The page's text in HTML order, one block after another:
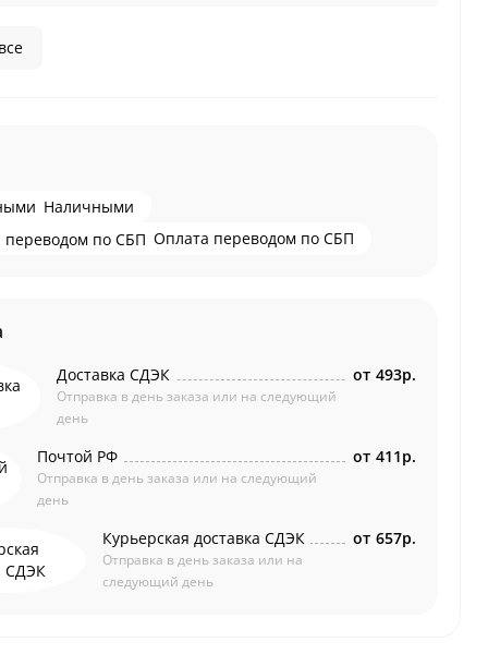
Наличными
Оплата переводом по СБП
Доставка СДЭК
Отправка в день заказа или на следующий
день
от 493р.
Почтой РФ
Отправка в день заказа или на следующий
день
от 411р.
Курьерская доставка СДЭК
Отправка в день заказа или на
следующий день
от 657р.